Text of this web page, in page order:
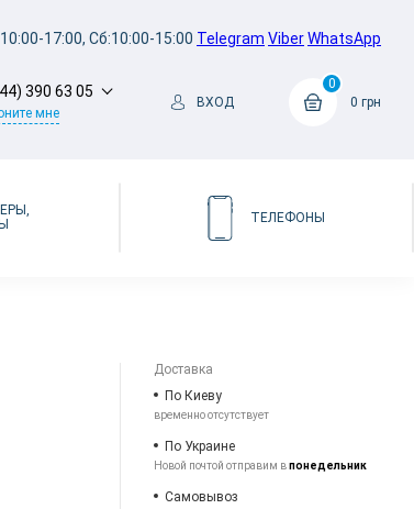
17:00, Сб:10:00-15:00 Telegram ViberWhatsApp
390 63 05
мне
ВХОД
0
0 грн
ТЕЛЕФОНЫ
Доставка
По Киеву
временно отсутствует
По Украине
Новой почтой отправим впонедельник
Самовывоз